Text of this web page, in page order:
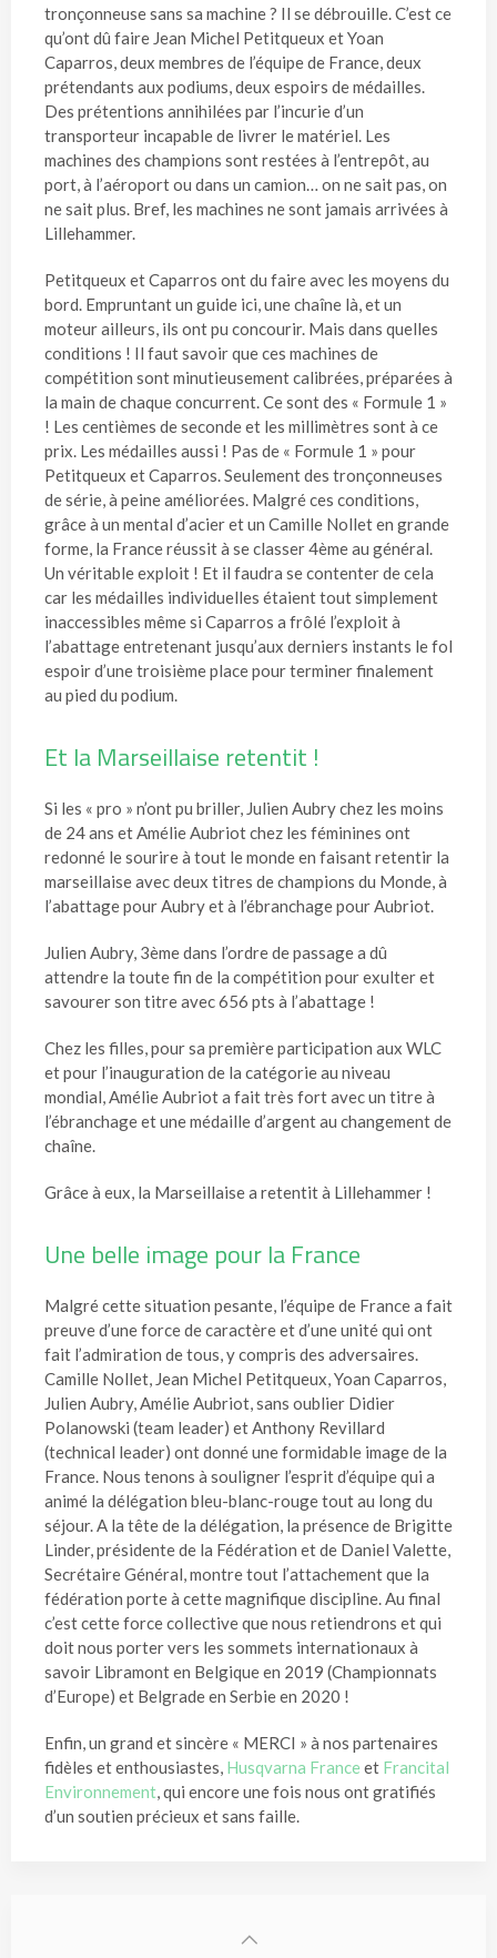
tronçonneuse sans sa machine ? Il se débrouille. C’est ce
qu’ont dû faire Jean Michel Petitqueux et Yoan
Caparros, deux membres de l’équipe de France, deux
prétendants aux podiums, deux espoirs de médailles.
Des prétentions annihilées par l’incurie d’un
transporteur incapable de livrer le matériel. Les
machines des champions sont restées à l’entrepôt, au
port, à l’aéroport ou dans un camion… on ne sait pas, on
ne sait plus. Bref, les machines ne sont jamais arrivées à
Lillehammer.
Petitqueux et Caparros ont du faire avec les moyens du
bord. Empruntant un guide ici, une chaîne là, et un
moteur ailleurs, ils ont pu concourir. Mais dans quelles
conditions ! Il faut savoir que ces machines de
compétition sont minutieusement calibrées, préparées à
la main de chaque concurrent. Ce sont des « Formule 1 »
! Les centièmes de seconde et les millimètres sont à ce
prix. Les médailles aussi ! Pas de « Formule 1 » pour
Petitqueux et Caparros. Seulement des tronçonneuses
de série, à peine améliorées. Malgré ces conditions,
grâce à un mental d’acier et un Camille Nollet en grande
forme, la France réussit à se classer 4ème au général.
Un véritable exploit ! Et il faudra se contenter de cela
car les médailles individuelles étaient tout simplement
inaccessibles même si Caparros a frôlé l’exploit à
l’abattage entretenant jusqu’aux derniers instants le fol
espoir d’une troisième place pour terminer finalement
au pied du podium.
Et la Marseillaise retentit !
Si les « pro » n’ont pu briller, Julien Aubry chez les moins
de 24 ans et Amélie Aubriot chez les féminines ont
redonné le sourire à tout le monde en faisant retentir la
marseillaise avec deux titres de champions du Monde, à
l’abattage pour Aubry et à l’ébranchage pour Aubriot.
Julien Aubry, 3ème dans l’ordre de passage a dû
attendre la toute fin de la compétition pour exulter et
savourer son titre avec 656 pts à l’abattage !
Chez les filles, pour sa première participation aux WLC
et pour l’inauguration de la catégorie au niveau
mondial, Amélie Aubriot a fait très fort avec un titre à
l’ébranchage et une médaille d’argent au changement de
chaîne.
Grâce à eux, la Marseillaise a retentit à Lillehammer !
Une belle image pour la France
Malgré cette situation pesante, l’équipe de France a fait
preuve d’une force de caractère et d’une unité qui ont
fait l’admiration de tous, y compris des adversaires.
Camille Nollet, Jean Michel Petitqueux, Yoan Caparros,
Julien Aubry, Amélie Aubriot, sans oublier Didier
Polanowski (team leader) et Anthony Revillard
(technical leader) ont donné une formidable image de la
France. Nous tenons à souligner l’esprit d’équipe qui a
animé la délégation bleu-blanc-rouge tout au long du
séjour. A la tête de la délégation, la présence de Brigitte
Linder, présidente de la Fédération et de Daniel Valette,
Secrétaire Général, montre tout l’attachement que la
fédération porte à cette magnifique discipline. Au final
c’est cette force collective que nous retiendrons et qui
doit nous porter vers les sommets internationaux à
savoir Libramont en Belgique en 2019 (Championnats
d’Europe) et Belgrade en Serbie en 2020 !
Enfin, un grand et sincère « MERCI » à nos partenaires
fidèles et enthousiastes, Husqvarna France et Francital
Environnement, qui encore une fois nous ont gratifiés
d’un soutien précieux et sans faille.